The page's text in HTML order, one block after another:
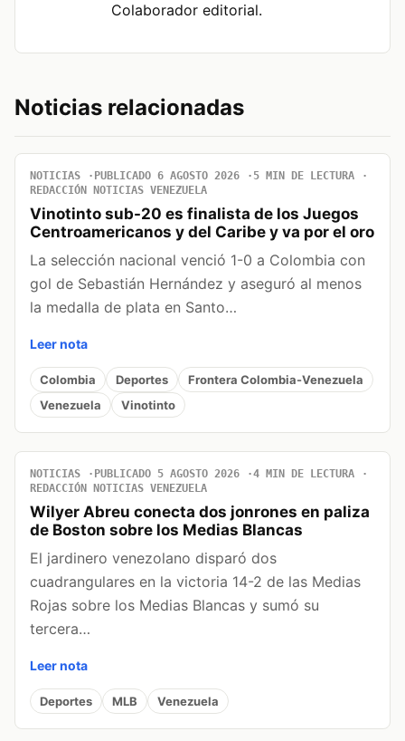
Colaborador editorial.
Noticias relacionadas
NOTICIAS PUBLICADO 6 AGOSTO 2026
5 MIN DE LECTURA
REDACCIÓN NOTICIAS VENEZUELA
Vinotinto sub-20 es finalista de los Juegos
Centroamericanos y del Caribe y va por el oro
La selección nacional venció 1-0 a Colombia con
gol de Sebastián Hernández y aseguró al menos
la medalla de plata en Santo…
Leer nota
Colombia Deportes
Frontera Colombia-Venezuela
Venezuela
Vinotinto
NOTICIAS PUBLICADO 5 AGOSTO 2026
4 MIN DE LECTURA
REDACCIÓN NOTICIAS VENEZUELA
Wilyer Abreu conecta dos jonrones en paliza
de Boston sobre los Medias Blancas
El jardinero venezolano disparó dos
cuadrangulares en la victoria 14-2 de las Medias
Rojas sobre los Medias Blancas y sumó su
tercera…
Leer nota
Deportes MLB Venezuela